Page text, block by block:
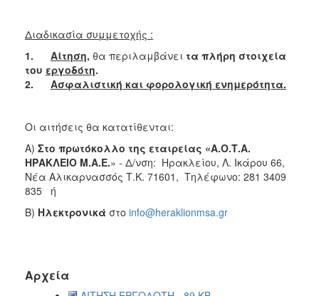
Διαδικασία συμμετοχής :
1. Αίτηση, θα περιλαμβάνει τα πλήρη στοιχεία
του εργοδότη.
2. Ασφαλιστική και φορολογική ενημερότητα.
Οι αιτήσεις θα κατατίθενται:
Α) Στο πρωτόκολλο της εταιρείας «Α.Ο.Τ.Α.
ΗΡΑΚΛΕΙΟ Μ.Α.Ε.» - Δ/νση: Ηρακλείου, Λ. Ικάρου 66,
Νέα Αλικαρνασσός Τ.Κ. 71601, Τηλέφωνο: 281 3409
835 ή
Β) Ηλεκτρονικά στο info@heraklionmsa.gr
Αρχεία